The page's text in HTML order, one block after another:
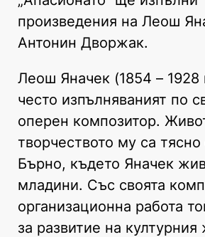
произведения на Леош
Антонин Дворжак.
Леош Яначек (1854 – 1928
често изпълняваният по
оперен композитор.
творчеството му са
Бърно, където Яначек
младини. Със своята
организационна работа
за развитие на културния